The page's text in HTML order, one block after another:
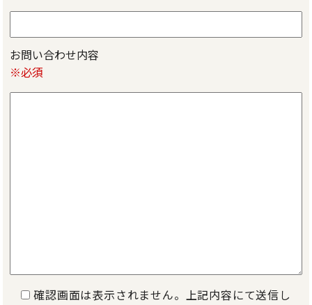
お問い合わせ内容
※必須
確認画面は表示されません。上記内容にて送信し